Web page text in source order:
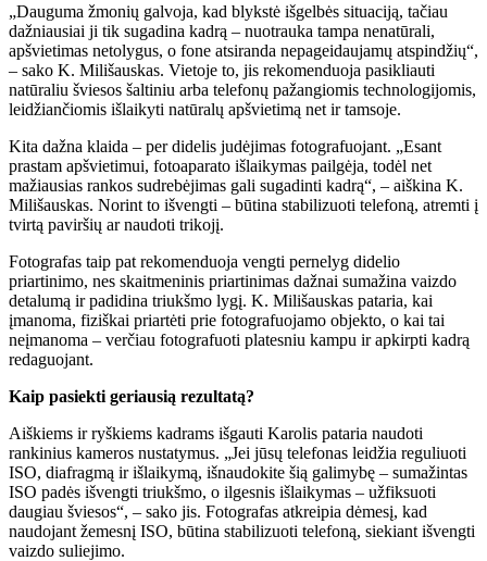
„Dauguma žmonių galvoja, kad blykstė išgelbės situaciją, tačiau
dažniausiai ji tik sugadina kadrą – nuotrauka tampa nenatūrali,
apšvietimas netolygus, o fone atsiranda nepageidaujamų atspindžių“,
– sako K. Milišauskas. Vietoje to, jis rekomenduoja pasikliauti
natūraliu šviesos šaltiniu arba telefonų pažangiomis technologijomis,
leidžiančiomis išlaikyti natūralų apšvietimą net ir tamsoje.
Kita dažna klaida – per didelis judėjimas fotografuojant. „Esant
prastam apšvietimui, fotoaparato išlaikymas pailgėja, todėl net
mažiausias rankos sudrebėjimas gali sugadinti kadrą“, – aiškina K.
Milišauskas. Norint to išvengti – būtina stabilizuoti telefoną, atremti į
tvirtą paviršių ar naudoti trikojį.
Fotografas taip pat rekomenduoja vengti pernelyg didelio
priartinimo, nes skaitmeninis priartinimas dažnai sumažina vaizdo
detalumą ir padidina triukšmo lygį. K. Milišauskas pataria, kai
įmanoma, fiziškai priartėti prie fotografuojamo objekto, o kai tai
neįmanoma – verčiau fotografuoti platesniu kampu ir apkirpti kadrą
redaguojant.
Kaip pasiekti geriausią rezultatą?
Aiškiems ir ryškiems kadrams išgauti Karolis pataria naudoti
rankinius kameros nustatymus. „Jei jūsų telefonas leidžia reguliuoti
ISO, diafragmą ir išlaikymą, išnaudokite šią galimybę – sumažintas
ISO padės išvengti triukšmo, o ilgesnis išlaikymas – užfiksuoti
daugiau šviesos“, – sako jis. Fotografas atkreipia dėmesį, kad
naudojant žemesnį ISO, būtina stabilizuoti telefoną, siekiant išvengti
vaizdo suliejimo.